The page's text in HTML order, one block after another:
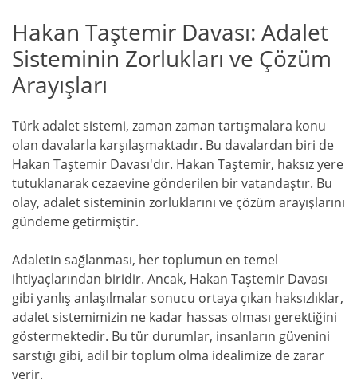
Hakan Taştemir Davası: Adalet
Sisteminin Zorlukları ve Çözüm
Arayışları
Türk adalet sistemi, zaman zaman tartışmalara konu
olan davalarla karşılaşmaktadır. Bu davalardan biri de
Hakan Taştemir Davası'dır. Hakan Taştemir, haksız yere
tutuklanarak cezaevine gönderilen bir vatandaştır. Bu
olay, adalet sisteminin zorluklarını ve çözüm arayışlarını
gündeme getirmiştir.
Adaletin sağlanması, her toplumun en temel
ihtiyaçlarından biridir. Ancak, Hakan Taştemir Davası
gibi yanlış anlaşılmalar sonucu ortaya çıkan haksızlıklar,
adalet sistemimizin ne kadar hassas olması gerektiğini
göstermektedir. Bu tür durumlar, insanların güvenini
sarstığı gibi, adil bir toplum olma idealimize de zarar
verir.